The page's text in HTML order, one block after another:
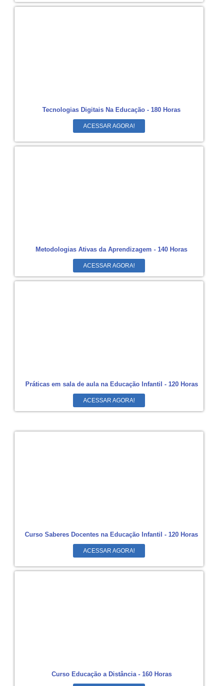
Tecnologias Digitais Na Educação - 180 Horas
ACESSAR AGORA!
Metodologias Ativas da Aprendizagem - 140 Horas
ACESSAR AGORA!
Práticas em sala de aula na Educação Infantil - 120 Horas
ACESSAR AGORA!
Curso Saberes Docentes na Educação Infantil - 120 Horas
ACESSAR AGORA!
Curso Educação a Distância - 160 Horas